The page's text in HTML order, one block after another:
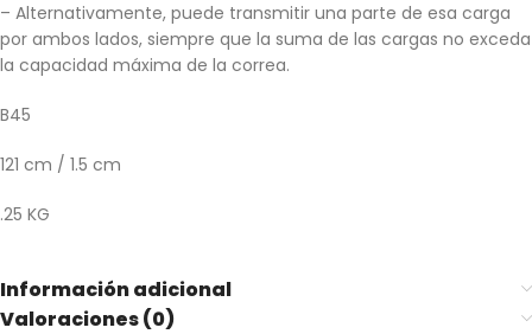
– Alternativamente, puede transmitir una parte de esa carga
por ambos lados, siempre que la suma de las cargas no exceda
la capacidad máxima de la correa.
B45
121 cm / 1.5 cm
.25 KG
Información adicional
Valoraciones (0)